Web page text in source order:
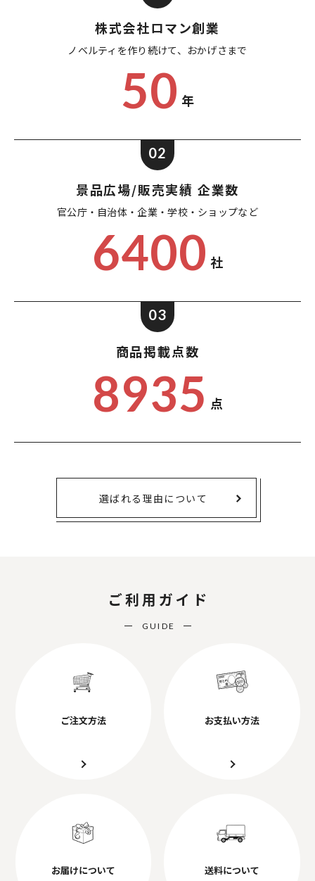
株式会社ロマン創業
ノベルティを作り続けて、 おかげさまで
50 年
02
景品広場/販売実績 企業数
官公庁・自治体・企業・学校・ショップなど
6400 社
03
商品掲載点数
8935 点
選ばれる理由について
ご利用ガイド
GUIDE
ご注文方法 お支払い方法
お届けについて 送料について